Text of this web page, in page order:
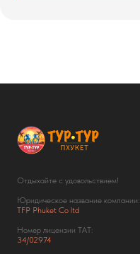
Отдыхайте с удовольствием!
Юридическое название компании:
TFP Phuket Co ltd
Номер лицензии ТАТ:
34/02974